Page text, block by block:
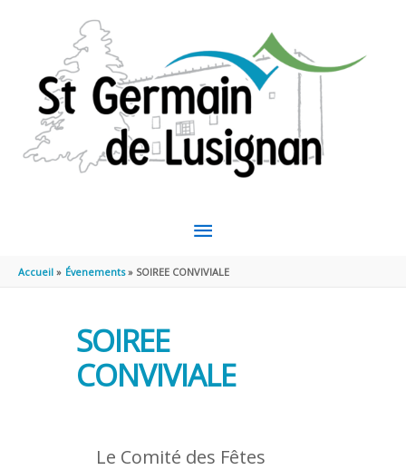
MENU
PRINCIPAL
Accueil Évenements SOIREE CONVIVIALE
SOIREE
CONVIVIALE
Le Comité des Fêtes